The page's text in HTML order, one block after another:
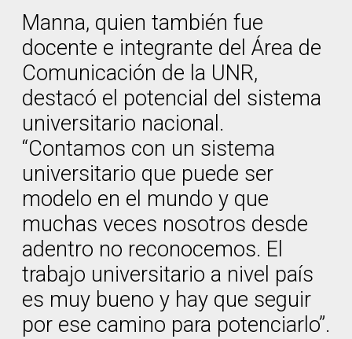
Manna, quien también fue
docente e integrante del Área de
Comunicación de la UNR,
destacó el potencial del sistema
universitario nacional.
“Contamos con un sistema
universitario que puede ser
modelo en el mundo y que
muchas veces nosotros desde
adentro no reconocemos. El
trabajo universitario a nivel país
es muy bueno y hay que seguir
por ese camino para potenciarlo”.